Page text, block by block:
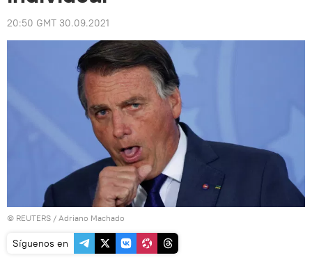
20:50 GMT 30.09.2021
© REUTERS / Adriano Machado
Síguenos en